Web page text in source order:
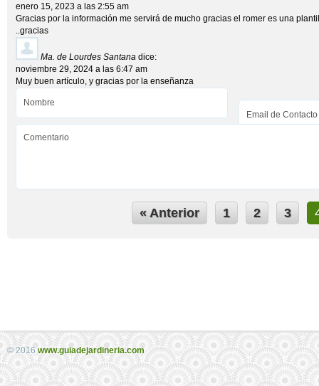
enero 15, 2023 a las 2:55 am
Gracias por la información me servirá de mucho gracias el romer es una
..gracias
Ma. de Lourdes Santana dice:
noviembre 29, 2024 a las 6:47 am
Muy buen artículo, y gracias por la enseñanza
« Anterior 1 2 3
© 2016www.guiadejardineria.com